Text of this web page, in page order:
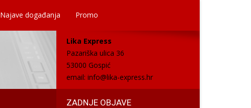
Najave događanja Promo
Lika Express
Pazariška ulica 36
53000 Gospić
email: info@lika-express.hr
ZADNJE OBJAVE